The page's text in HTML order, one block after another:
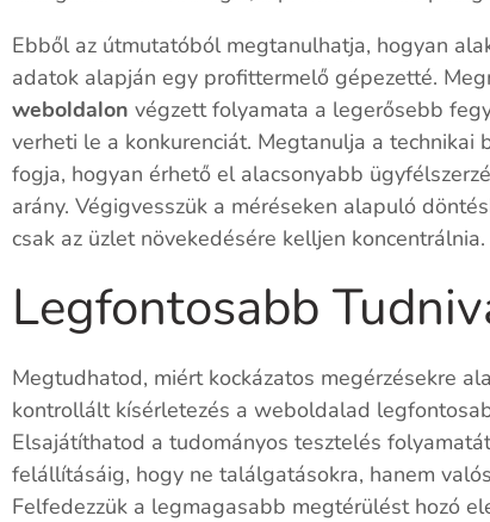
Ebből az útmutatóból megtanulhatja, hogyan
adatok alapján egy profittermelő gépezetté.
weboldalon végzett folyamata a legerősebb
verheti le a konkurenciát. Megtanulja a
fogja, hogyan érhető el alacsonyabb
arány. Végigvesszük a méréseken alapuló
csak az üzlet növekedésére kelljen koncentrálnia.
Legfontosabb
Megtudhatod, miért kockázatos megérzésekre
kontrollált kísérletezés a weboldalad
Elsajátíthatod a tudományos tesztelés
felállításáig, hogy ne találgatásokra, hanem
Felfedezzük a legmagasabb megtérülést hozó